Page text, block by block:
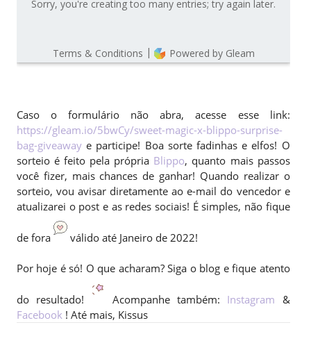
Caso o formulário não abra, acesse esse link:
https://gleam.io/5bwCy/sweet-magic-x-blippo-surprise-
bag-giveawaye participe! Boa sorte fadinhas e elfos! O
sorteio é feito pela própria Blippo, quanto mais passos
você fizer, mais chances de ganhar! Quando realizar o
sorteio, vou avisar diretamente ao e-mail do vencedor e
atualizarei o post e as redes sociais! É simples, não fique
de fora válido até Janeiro de 2022!
Por hoje é só! O que acharam? Siga o blog e fique atento
do resultado! Acompanhe também: Instagram &
Facebook ! Até mais, Kissus